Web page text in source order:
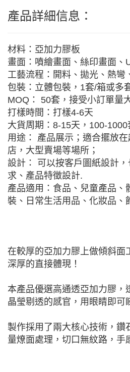
產品詳細信息：
材料：亞加力膠板
畫面：噴繪畫面、絲印畫面、
工藝流程：開料、拋光、熱彎
包裝：立體包裝，1套/箱或多
MOQ： 50套，接受小訂單量
打樣時間：打樣4-6天
大貨周期：8-15天，100-1000
用途： 產品展示；適合擺放
店，大型賣場等場所；
設計： 可以按客戶圖紙設計
求、產品特徵設計.
產品適用：食品、兒童產品、
裝、日常生活用品、化妝品、
在較厚的亞加力膠上做傾斜面
深厚的直接體現！
本產品優選高通透亞加力膠，
晶瑩剔透的感官，用眼睛即可
製作採用了兩大核心技術，鑽
量燎面處理，切口無紋路，手